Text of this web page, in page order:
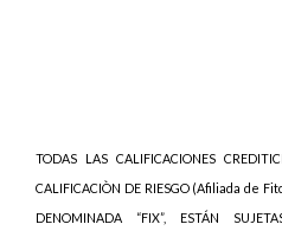
TODAS LAS CALIFICACIONES
CALIFICACIÒN DE RIESGO (Afiliada de
DENOMINADA “FIX”, ESTÁN